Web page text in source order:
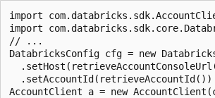
import
import
// ...
DatabricksConfig cfg = new
  .setAccountId(retrieveAccountId())
AccountClient a = new